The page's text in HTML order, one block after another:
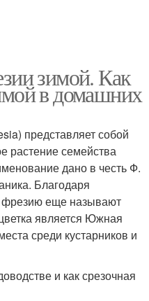
зимой. Как
в домашних
представляет собой
растение семейства
дано в честь Ф.
Благодаря
фрезию еще называют
является Южная
среди кустарников и
и как срезочная